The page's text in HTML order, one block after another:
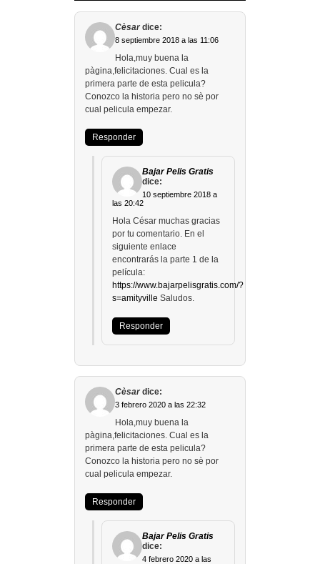
Cèsar dice:
8 septiembre 2018 a las 11:06
Hola,muy buena la
pàgina,felicitaciones. Cual es la
primera parte de esta pelicula?
Conozco la historia pero no sè por
cual pelicula empezar.
Responder
Bajar Pelis Gratis
dice:
10 septiembre 2018 a
las 20:42
Hola César muchas gracias
por tu comentario. En el
siguiente enlace
encontrarás la parte 1 de la
película:
https://www.bajarpelisgratis.com/?
s=amityville Saludos.
Responder
Cèsar dice:
3 febrero 2020 a las 22:32
Hola,muy buena la
pàgina,felicitaciones. Cual es la
primera parte de esta pelicula?
Conozco la historia pero no sè por
cual pelicula empezar.
Responder
Bajar Pelis Gratis
dice:
4 febrero 2020 a las